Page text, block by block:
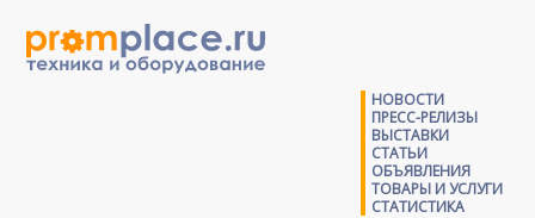
НОВОСТИ
ПРЕСС-РЕЛИЗЫ
ВЫСТАВКИ
СТАТЬИ
ОБЪЯВЛЕНИЯ
ТОВАРЫ И УСЛУГИ
СТАТИСТИКА